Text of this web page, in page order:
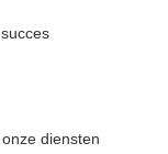
diensten